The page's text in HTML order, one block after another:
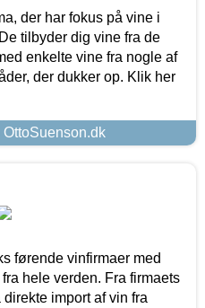
der har fokus på vine i
tilbyder dig vine fra de
enkelte vine fra nogle af
der dukker op. Klik her
førende vinfirmaer med
hele verden. Fra firmaets
import af vin fra